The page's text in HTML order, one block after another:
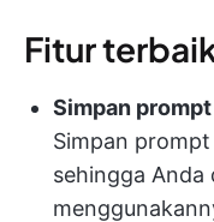
Fitur
Simpan
Simpan
sehingga